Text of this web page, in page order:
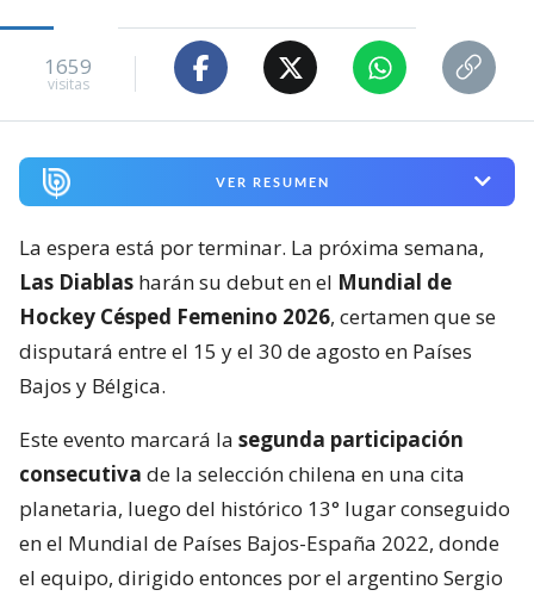
1659
visitas
VER RESUMEN
La espera está por terminar. La próxima semana,
Las Diablas harán su debut en el Mundial de
Hockey Césped Femenino 2026, certamen que se
disputará entre el 15 y el 30 de agosto en Países
Bajos y Bélgica.
Este evento marcará la segunda participación
consecutiva de la selección chilena en una cita
planetaria, luego del histórico 13° lugar conseguido
en el Mundial de Países Bajos-España 2022, donde
el equipo, dirigido entonces por el argentino Sergio